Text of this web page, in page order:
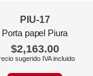
PIU-17
Porta papel Piura
$2,163.00